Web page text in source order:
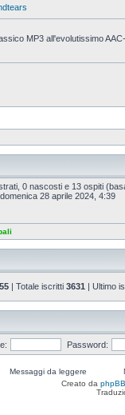
MP3 all'evolutissimo
0 nascosti e 13 ospiti
28 aprile 2024, 4:39
| Totale iscritti 3631 | Ultimo
Password:
Messaggi da leggere
Creato da phpBB